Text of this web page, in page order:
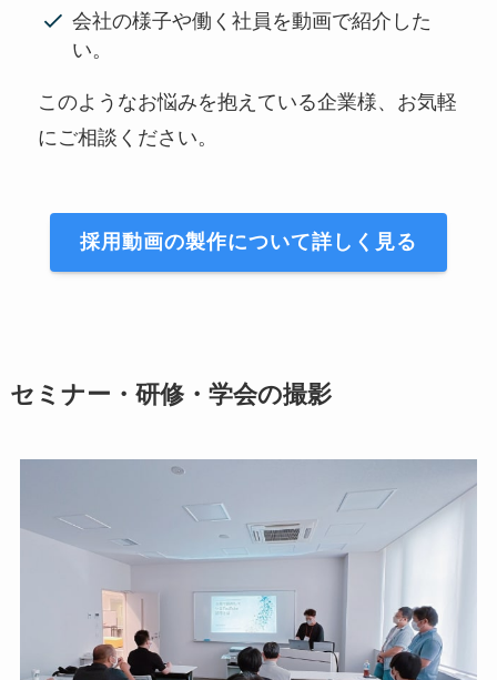
会社の様子や働く社員を動画で紹介した
い。
このようなお悩みを抱えている企業様、お気軽
にご相談ください。
採用動画の製作について詳しく見る
セミナー・研修・学会の撮影